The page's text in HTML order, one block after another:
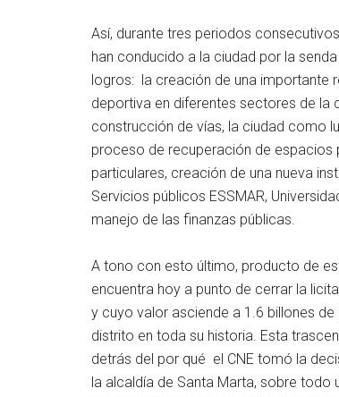
Así, durante tres periodos
han conducido a la ciudad por la
logros: la creación de una importante
deportiva en diferentes sectores de la
construcción de vías, la ciudad como
proceso de recuperación de espacios
particulares, creación de una nueva
Servicios públicos ESSMAR,
manejo de las finanzas públicas.
A tono con esto último, producto de
encuentra hoy a punto de cerrar la
y cuyo valor asciende a 1.6 billones
distrito en toda su historia. Esta
detrás del por qué el CNE tomó la
la alcaldía de Santa Marta, sobre